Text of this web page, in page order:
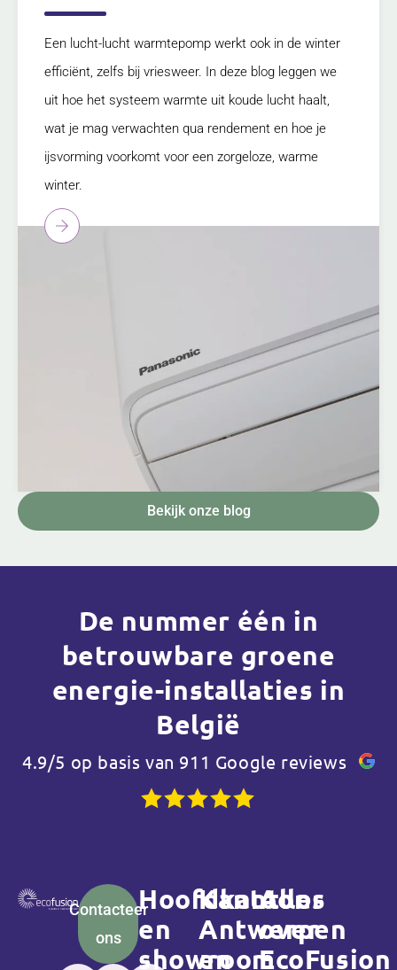
Een lucht-lucht warmtepomp werkt ook in de winter
efficiënt, zelfs bij vriesweer. In deze blog leggen we
uit hoe het systeem warmte uit koude lucht haalt,
wat je mag verwachten qua rendement en hoe je
ijsvorming voorkomt voor een zorgeloze, warme
winter.
Bekijk onze blog
De nummer één in
betrouwbare groene
energie-installaties in
België
4.9/5 op basis van 911 Google reviews
Contacteer
ons
Hoofdkantoor
en
showroom
Kantoor
Antwerpen
en
Alles
over
EcoFusion